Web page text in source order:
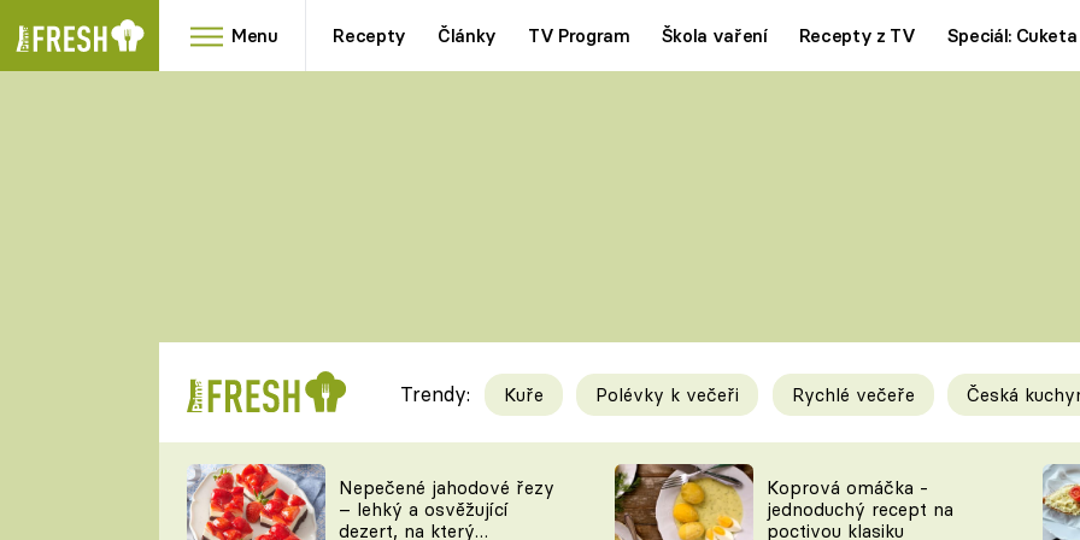
Menu Recepty Články TV Program Škola vaření Recepty z TV Speciál: Cuketa
RYCHLOVKY
Videorecepty
TEĎ VAŘÍ ŠÉF!
Tipy a triky
KAM ZA JÍDLEM
Trendy: Kuře Polévky k večeři Rychlé večeře Česká
Nepečené jahodové řezy
– lehký a osvěžující
dezert, na který
Koprová omáčka -
jednoduchý recept na
poctivou klasiku